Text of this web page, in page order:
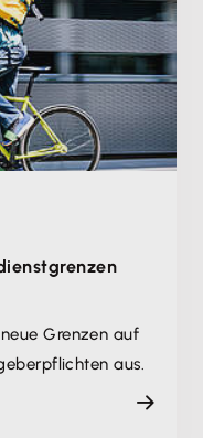
Grenzen auf
aus.